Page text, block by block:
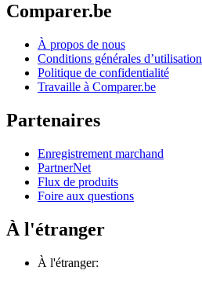
Comparer.be
À propos de nous
Conditions générales d’utilisation
Politique de confidentialité
Travaille à Comparer.be
Partenaires
Enregistrement marchand
PartnerNet
Flux de produits
Foire aux questions
À l'étranger
À l'étranger: